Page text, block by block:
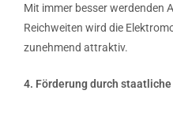
Mit immer besser werdenden
Reichweiten wird die
zunehmend attraktiv.
4. Förderung durch